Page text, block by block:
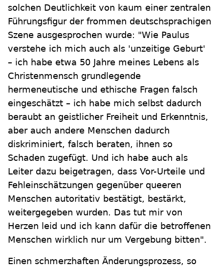
solchen Deutlichkeit von kaum einer zentralen
Führungsfigur der frommen deutschsprachigen
Szene ausgesprochen wurde: "Wie Paulus
verstehe ich mich auch als 'unzeitige Geburt'
– ich habe etwa 50 Jahre meines Lebens als
Christenmensch grundlegende
hermeneutische und ethische Fragen falsch
eingeschätzt – ich habe mich selbst dadurch
beraubt an geistlicher Freiheit und Erkenntnis,
aber auch andere Menschen dadurch
diskriminiert, falsch beraten, ihnen so
Schaden zugefügt. Und ich habe auch als
Leiter dazu beigetragen, dass Vor-Urteile und
Fehleinschätzungen gegenüber queeren
Menschen autoritativ bestätigt, bestärkt,
weitergegeben wurden. Das tut mir von
Herzen leid und ich kann dafür die betroffenen
Menschen wirklich nur um Vergebung bitten".
Einen schmerzhaften Änderungsprozess, so